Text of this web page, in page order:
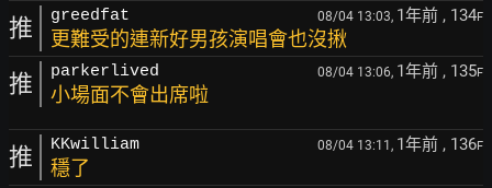
推 greedfat 08/04 13:03, 1年前 , 134F
更難受的連新好男孩演唱會也沒揪
推 parkerlived 08/04 13:06, 1年前 , 135F
小場面不會出席啦
推 KKwilliam 08/04 13:11, 1年前 , 136F
穩了